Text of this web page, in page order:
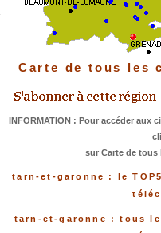
Carte de tous les
INFORMATION : Pour accéder aux
sur Carte de tous
tarn-et-garonne : le
tarn-et-garonne : tous